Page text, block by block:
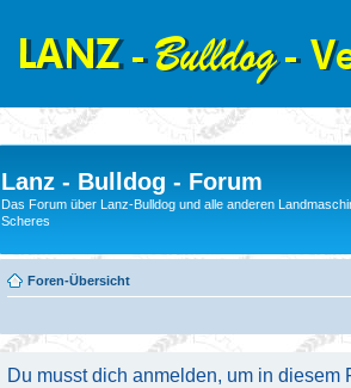
Lanz - Bulldog - Forum
Das Forum über Lanz-Bulldog und alle anderen
Scheres
Foren-Übersicht
Du musst dich anmelden, um in diesem